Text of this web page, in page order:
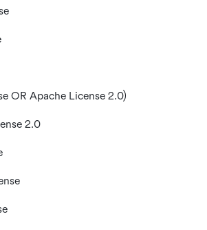
OR Apache License 2.0)
2.0